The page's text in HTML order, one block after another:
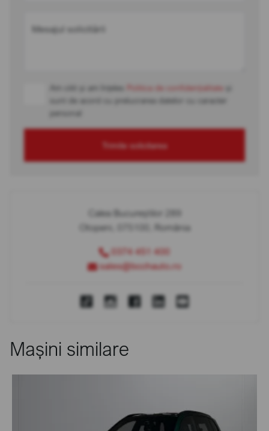
Mesajul solicitării
Am citit și am înțeles Politica de confidențialitate
sunt de acord cu prelucrarea datelor cu caracter
personal
Trimite solicitarea
Calea Bucureștilor 289
Otopeni, 075100, România
0374 451 400
sales@bcchauto.ro
Mașini similare